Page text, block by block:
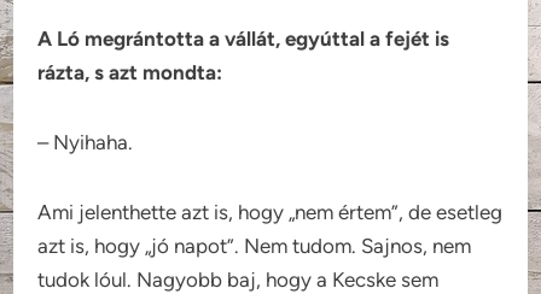
A Ló megrántotta a vállát, egyúttal a fejét is
rázta, s azt mondta:
– Nyihaha.
Ami jelenthette azt is, hogy „nem értem”, de esetleg
azt is, hogy „jó napot”. Nem tudom. Sajnos, nem
tudok lóul. Nagyobb baj, hogy a Kecske sem